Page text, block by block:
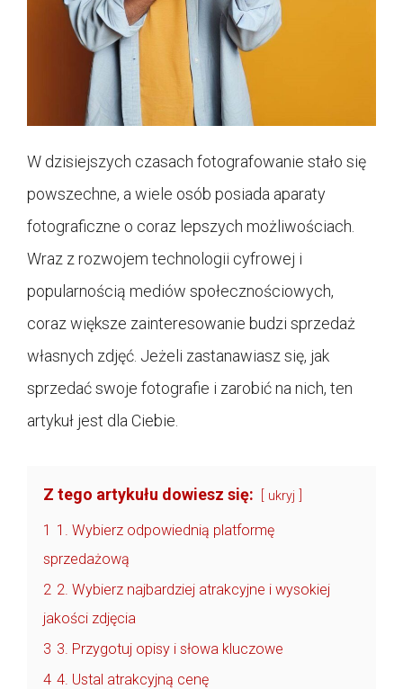
W dzisiejszych czasach fotografowanie stało się
powszechne, a wiele osób posiada aparaty
fotograficzne o coraz lepszych możliwościach.
Wraz z rozwojem technologii cyfrowej i
popularnością mediów społecznościowych,
coraz większe zainteresowanie budzi sprzedaż
własnych zdjęć. Jeżeli zastanawiasz się, jak
sprzedać swoje fotografie i zarobić na nich, ten
artykuł jest dla Ciebie.
Z tego artykułu dowiesz się: ukryj
1 1. Wybierz odpowiednią platformę
sprzedażową
2 2. Wybierz najbardziej atrakcyjne i wysokiej
jakości zdjęcia
3 3. Przygotuj opisy i słowa kluczowe
4 4. Ustal atrakcyjną cenę